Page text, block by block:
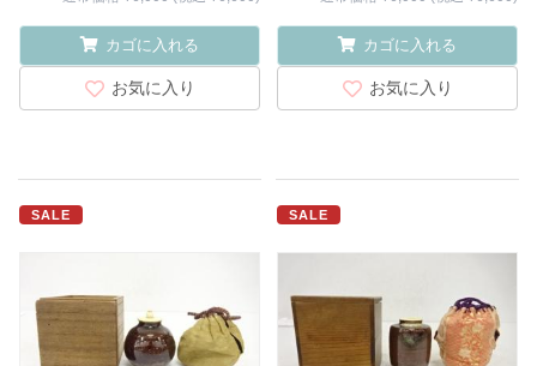
カゴに入れる
お気に入り
カゴに入れる
お気に入り
SALE SALE